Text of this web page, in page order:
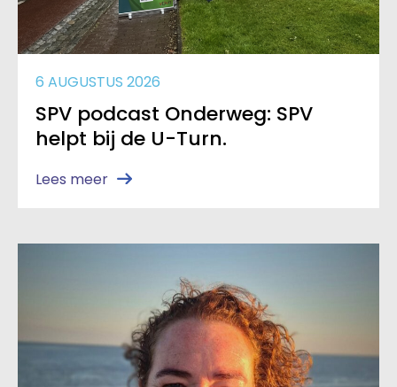
6 AUGUSTUS 2026
SPV podcast Onderweg: SPV
helpt bij de U-Turn.
Lees meer